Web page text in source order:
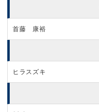
首藤 康裕
ヒラスズキ